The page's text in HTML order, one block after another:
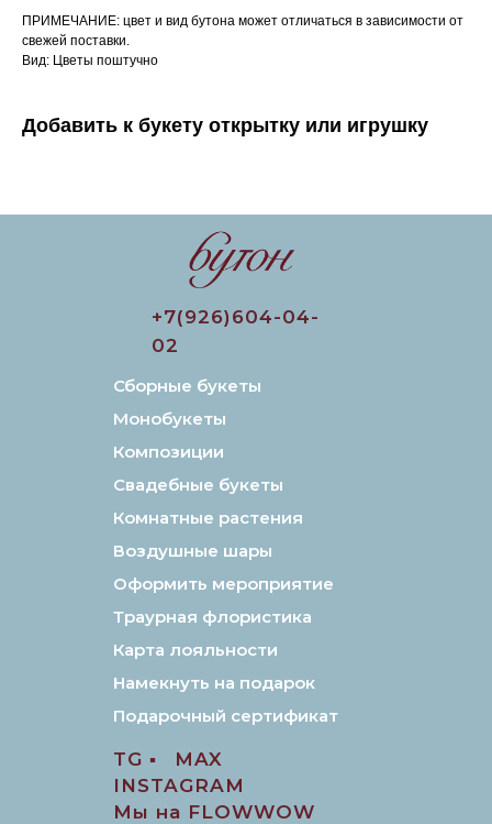
ПРИМЕЧАНИЕ: цвет и вид бутона может отличаться в зависимости от
свежей поставки.
Вид: Цветы поштучно
Добавить к букету открытку или игрушку
Свадебные букеты
Композиции
Монобукеты
Сборные букеты
Комнатные растения
Воздушные шары
Траурная флористика
Оформить мероприятие
Подарочный сертификат
Намекнуть на подарок
Карта лояльности
+7(926)604-04-
02
TG ▪️
Мы на FLOWWOW
INSTAGRAM
MAX